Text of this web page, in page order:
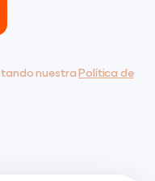
nuestra Política de